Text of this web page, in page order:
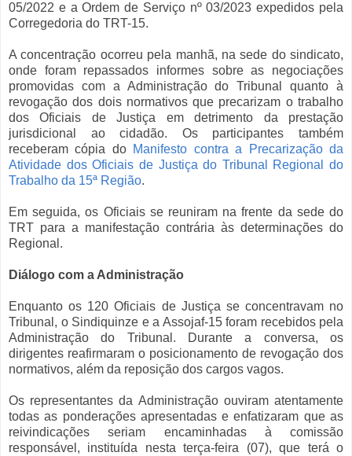
05/2022 e a Ordem de Serviço nº 03/2023 expedidos pela
Corregedoria do TRT-15.
A concentração ocorreu pela manhã, na sede do sindicato,
onde foram repassados informes sobre as negociações
promovidas com a Administração do Tribunal quanto à
revogação dos dois normativos que precarizam o trabalho
dos Oficiais de Justiça em detrimento da prestação
jurisdicional ao cidadão. Os participantes também
receberam cópia do Manifesto contra a Precarização da
Atividade dos Oficiais de Justiça do Tribunal Regional do
Trabalho da 15ª Região.
Em seguida, os Oficiais se reuniram na frente da sede do
TRT para a manifestação contrária às determinações do
Regional.
Diálogo com a Administração
Enquanto os 120 Oficiais de Justiça se concentravam no
Tribunal, o Sindiquinze e a Assojaf-15 foram recebidos pela
Administração do Tribunal. Durante a conversa, os
dirigentes reafirmaram o posicionamento de revogação dos
normativos, além da reposição dos cargos vagos.
Os representantes da Administração ouviram atentamente
todas as ponderações apresentadas e enfatizaram que as
reivindicações seriam encaminhadas à comissão
responsável, instituída nesta terça-feira (07), que terá o